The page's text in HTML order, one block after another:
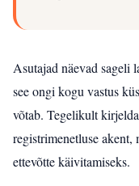
Asutajad näevad sageli
see ongi kogu vastus
võtab. Tegelikult
registrimenetluse
ettevõtte käivitamiseks.